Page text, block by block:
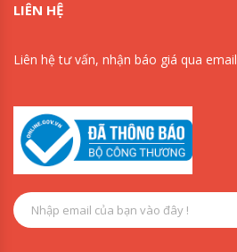
LIÊN HỆ
Liên hệ tư vấn, nhận báo giá qua email